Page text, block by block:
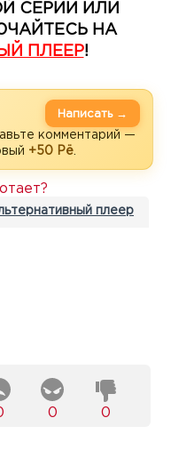
СЕРИИ ИЛИ
НА
ПЛЕЕР!
комментарий —
+50 Рё
Написать →
плеер
0 0